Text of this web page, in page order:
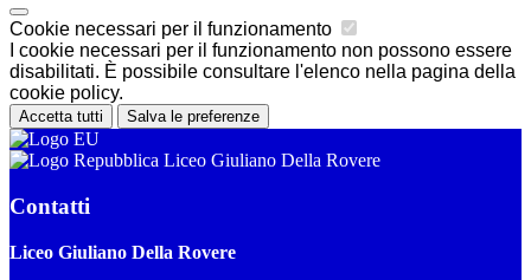
Cookie necessari per il funzionamento
I cookie necessari per il funzionamento non possono essere
disabilitati. È possibile consultare l'elenco nella pagina della
cookie policy.
Accetta tutti Salva le preferenze
Liceo Giuliano Della Rovere
Contatti
Liceo Giuliano Della Rovere